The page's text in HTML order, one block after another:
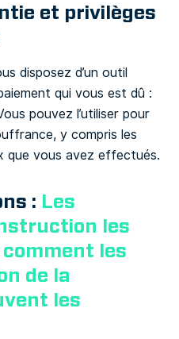
et privilèges
disposez d’un outil
qui vous est dû :
pouvez l’utiliser pour
y compris les
que vous avez effectués.
: Les
les
les
de la
les